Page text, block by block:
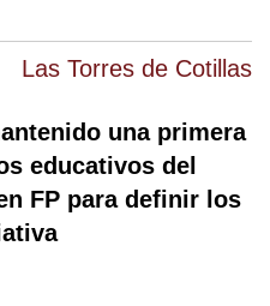
Las Torres de Cotillas
una primera
educativos del
FP para definir los